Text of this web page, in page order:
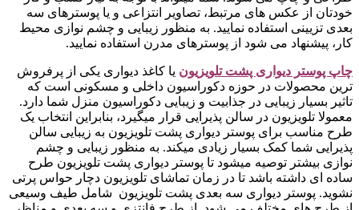
خودتان از عکس های مرتبط، تصاویر انتزاعی و یا پوسترهای سه
بعدی تزیینی استفاده نمایید. به منظور زیبایی و چشم نوازی محیط
کار، پیشنهاد می شود از پوسترهای مدرن استفاده نمایید.
چاپ پوستر دیواری پشت تلویزیون یا کاغذ دیواری یکی از پرفروش
ترین محصولات در حوزه دکوراسیون داخلی و مسکونی است که
تاثیر بسیار زیبایی در جذابیت و زیبایی دکوراسیون منزل شما دارد.
معمولا تلویزیون در سالن پذیرایی قرار میگیرد، بنابراین انتخاب یک
طرح مناسب برای پوستر دیواری پشت تلویزیون به زیبایی سالن
پذیرایی شما کمک بسیار زیادی میکند. به منظور زیبایی و چشم
نوازی بیشتر توصیه میشود تا پوستر دیواری پشت تلویزیون طرح
ساده ای داشته باشد تا در زمان تماشای تلویزیون دچار حواس پرتی
نشوید. پوستر دیواری سه بعدی پشت تلویزیون شامل طیف وسیعی